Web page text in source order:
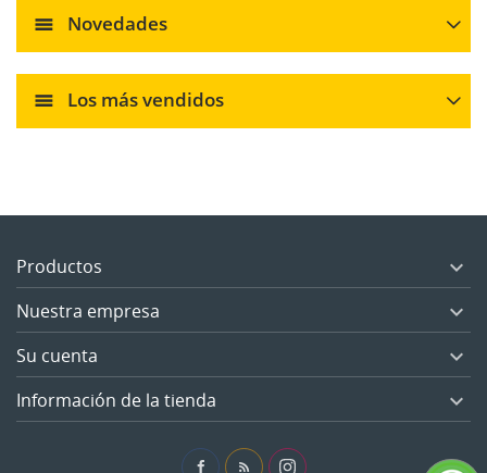
Novedades
Los más vendidos
Productos 
Nuestra empresa 
Su cuenta 
Información de la tienda 